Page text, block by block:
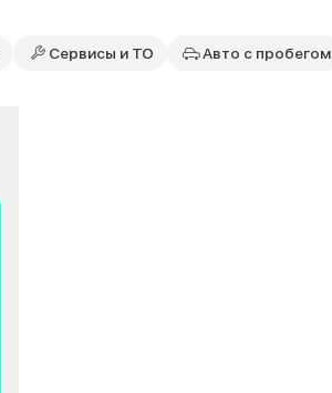
Сервисы и ТО Авто с пробегом